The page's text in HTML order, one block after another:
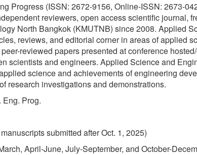
Progress (ISSN: 2672-9156, Online-ISSN: 2673-
reviewers, open access scientific journal,
North Bangkok (KMUTNB) since 2008. Applied
reviews, and editorial corner in areas of applied
reviewed papers presented at conference
scientists and engineers. Applied Science and
science and achievements of engineering
research investigations and demonstrations.
Prog.
submitted after Oct. 1, 2025)
April-June, July-September, and October-